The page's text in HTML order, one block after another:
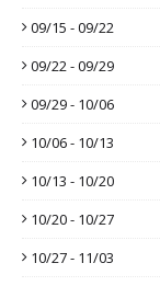
09/15 - 09/22
09/22 - 09/29
09/29 - 10/06
10/06 - 10/13
10/13 - 10/20
10/20 - 10/27
10/27 - 11/03